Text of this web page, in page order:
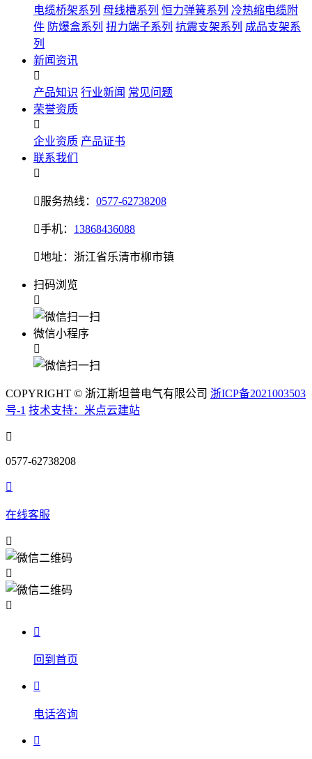
电缆桥架系列 母线槽系列 恒力弹簧系列 冷热缩电缆附
件 防爆盒系列 扭力端子系列 抗震支架系列 成品支架系
列
新闻资讯

产品知识 行业新闻 常见问题
荣誉资质

企业资质 产品证书
联系我们

服务热线： 0577-62738208
手机： 13868436088
地址：浙江省乐清市柳市镇
扫码浏览

微信小程序

COPYRIGHT © 浙江斯坦普电气有限公司 浙ICP备2021003503
号-1 技术支持：米点云建站

0577-62738208

在线客服




回到首页

电话咨询
